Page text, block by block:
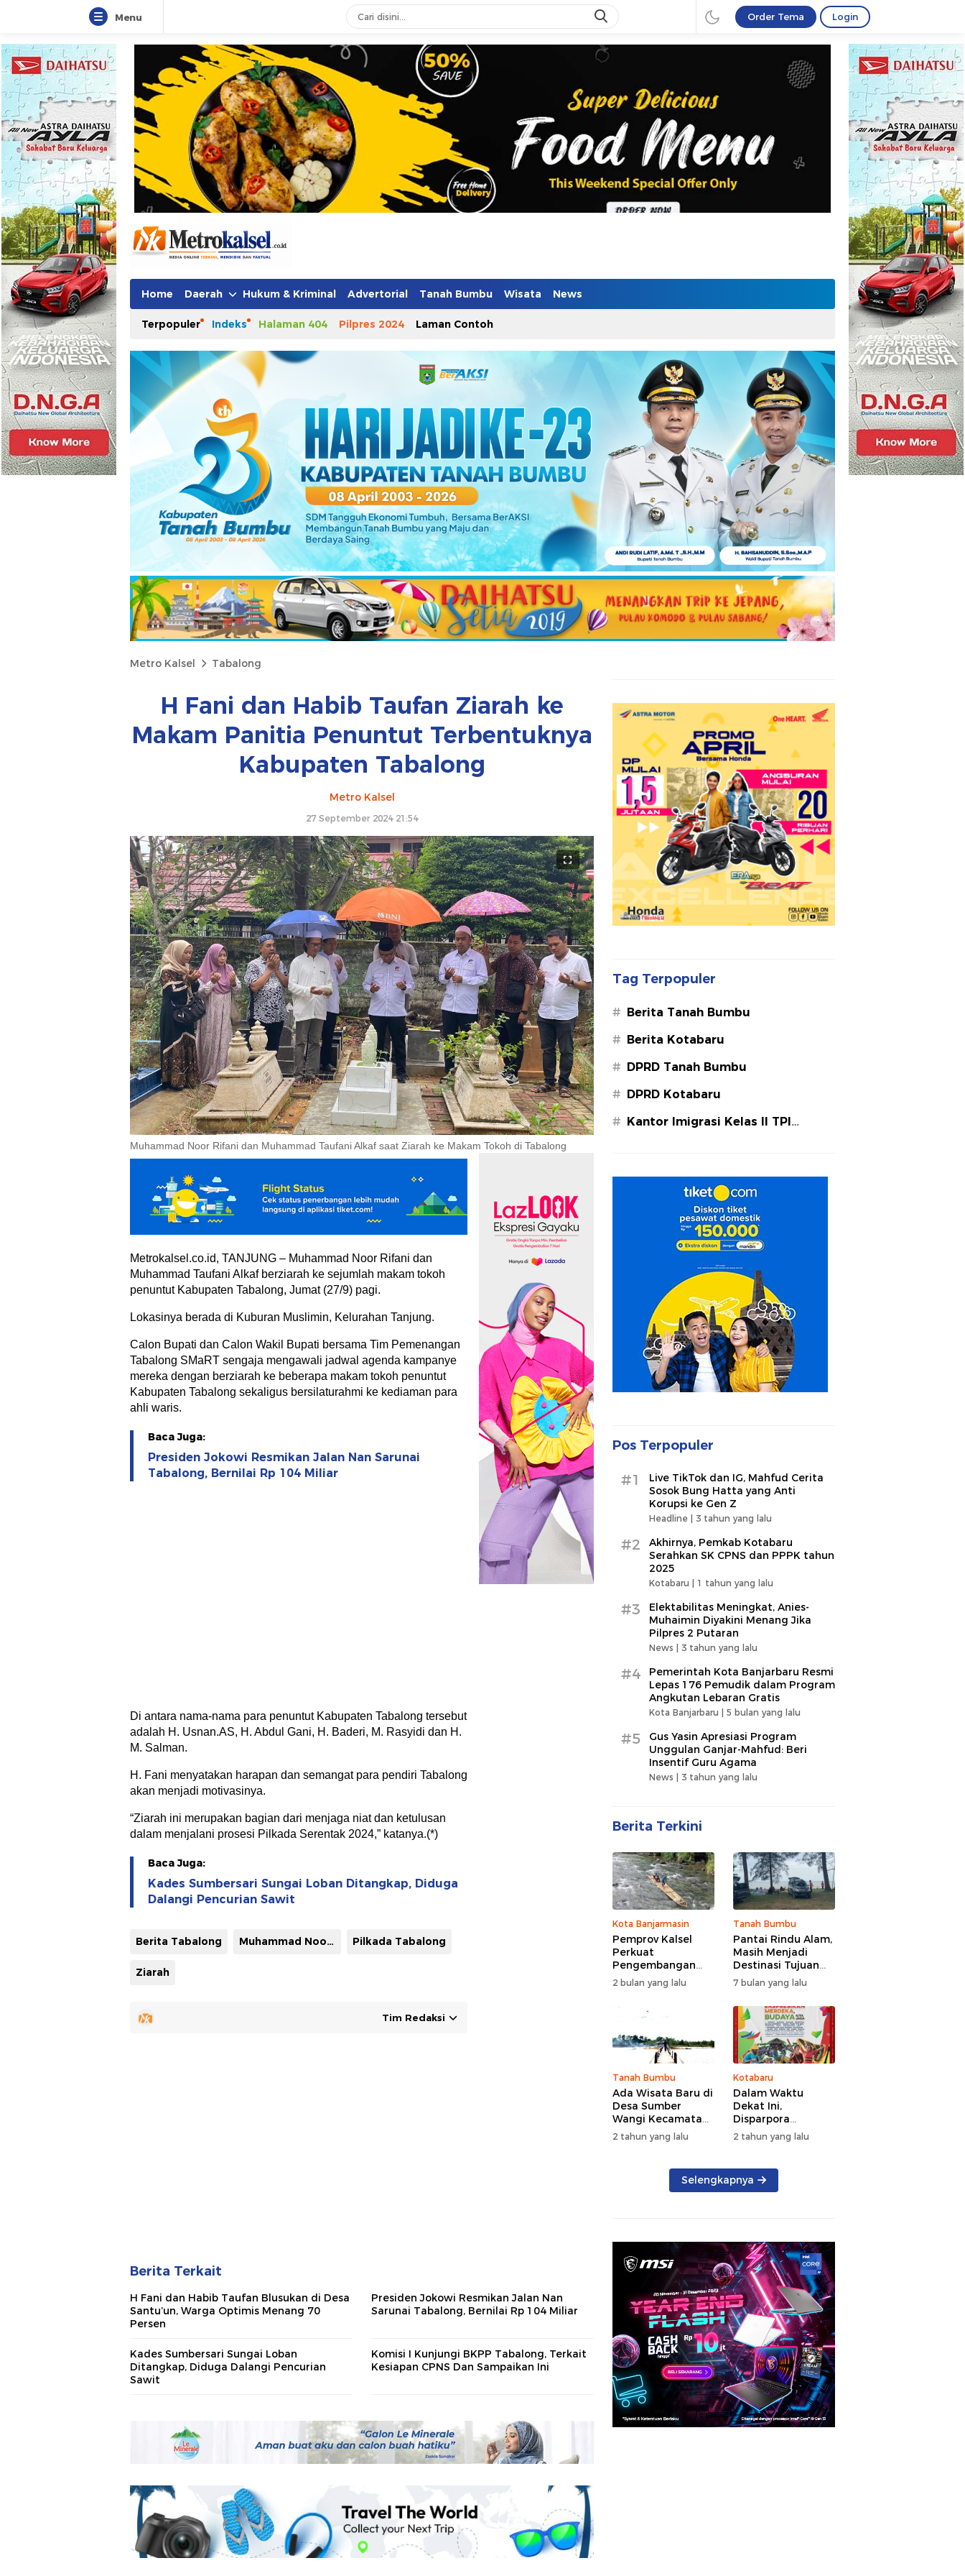
Menu Order Tema Login
Home Daerah Hukum & Kriminal Advertorial Tanah Bumbu Wisata News
Terpopuler Indeks Halaman 404 Pilpres 2024 Laman Contoh
Metro Kalsel Tabalong
H Fani dan Habib Taufan Ziarah ke
Makam Panitia Penuntut Terbentuknya
Kabupaten Tabalong
Metro Kalsel
27 September 2024 21:54
Muhammad Noor Rifani dan Muhammad Taufani Alkaf saat Ziarah ke Makam Tokoh di Tabalong
Metrokalsel.co.id, TANJUNG – Muhammad Noor Rifani dan
Muhammad Taufani Alkaf berziarah ke sejumlah makam tokoh
penuntut Kabupaten Tabalong, Jumat (27/9) pagi.
Lokasinya berada di Kuburan Muslimin, Kelurahan Tanjung.
Calon Bupati dan Calon Wakil Bupati bersama Tim Pemenangan
Tabalong SMaRT sengaja mengawali jadwal agenda kampanye
mereka dengan berziarah ke beberapa makam tokoh penuntut
Kabupaten Tabalong sekaligus bersilaturahmi ke kediaman para
ahli waris.
Baca Juga:
Presiden Jokowi Resmikan Jalan Nan Sarunai
Tabalong, Bernilai Rp 104 Miliar
Di antara nama-nama para penuntut Kabupaten Tabalong tersebut
adalah H. Usnan.AS, H. Abdul Gani, H. Baderi, M. Rasyidi dan H.
M. Salman.
H. Fani menyatakan harapan dan semangat para pendiri Tabalong
akan menjadi motivasinya.
“Ziarah ini merupakan bagian dari menjaga niat dan ketulusan
dalam menjalani prosesi Pilkada Serentak 2024,” katanya.(*)
Baca Juga:
Kades Sumbersari Sungai Loban Ditangkap, Diduga
Dalangi Pencurian Sawit
Berita Tabalong Muhammad Noor Rifani -Muhammad Taufani Alkaf Pilkada Tabalong
Ziarah
Tim Redaksi
Berita Terkait
H Fani dan Habib Taufan Blusukan di Desa
Santu’un, Warga Optimis Menang 70
Persen
Presiden Jokowi Resmikan Jalan Nan
Sarunai Tabalong, Bernilai Rp 104 Miliar
Kades Sumbersari Sungai Loban
Ditangkap, Diduga Dalangi Pencurian
Sawit
Komisi I Kunjungi BKPP Tabalong, Terkait
Kesiapan CPNS Dan Sampaikan Ini
Tag Terpopuler
# Berita Tanah Bumbu
# Berita Kotabaru
# DPRD Tanah Bumbu
# DPRD Kotabaru
# Kantor Imigrasi Kelas II TPI
Pos Terpopuler
#1
Live TikTok dan IG, Mahfud Cerita
Sosok Bung Hatta yang Anti
Korupsi ke Gen Z
Headline | 3 tahun yang lalu
#2
Akhirnya, Pemkab Kotabaru
Serahkan SK CPNS dan PPPK tahun
2025
Kotabaru | 1 tahun yang lalu
#3
Elektabilitas Meningkat, Anies-
Muhaimin Diyakini Menang Jika
Pilpres 2 Putaran
News | 3 tahun yang lalu
#4
Pemerintah Kota Banjarbaru Resmi
Lepas 176 Pemudik dalam Program
Angkutan Lebaran Gratis
Kota Banjarbaru | 5 bulan yang lalu
#5
Gus Yasin Apresiasi Program
Unggulan Ganjar-Mahfud: Beri
Insentif Guru Agama
News | 3 tahun yang lalu
Berita Terkini
Kota Banjarmasin
Pemprov Kalsel
Perkuat
Pengembangan
Wisata, Targetkan
Tingkat Kunjungan
2 bulan yang lalu
Tanah Bumbu
Pantai Rindu Alam,
Masih Menjadi
Destinasi Tujuan
Wisata di Tanah
Bumbu dengan
Rindangnya Pohon
Pinus
7 bulan yang lalu
Tanah Bumbu
Ada Wisata Baru di
Desa Sumber
Wangi Kecamatan
Karang Bintang
2 tahun yang lalu
Kotabaru
Dalam Waktu
Dekat Ini,
Disparpora
Kotabaru Bakal
Menggelar Festival
2024
2 tahun yang lalu
Selengkapnya